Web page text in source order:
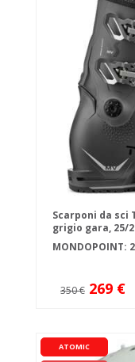
Scarponi da sci
grigio gara, 25/
MONDOPOINT:
350 € 269 €
ATOMIC